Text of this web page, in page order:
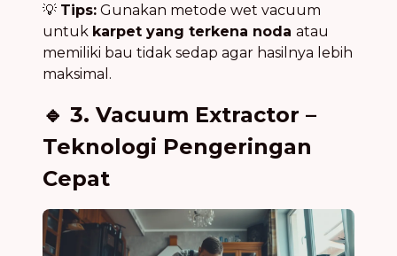
💡 Tips: Gunakan metode wet vacuum
untuk karpet yang terkena noda atau
memiliki bau tidak sedap agar hasilnya lebih
maksimal.
🔹 3. Vacuum Extractor –
Teknologi Pengeringan
Cepat